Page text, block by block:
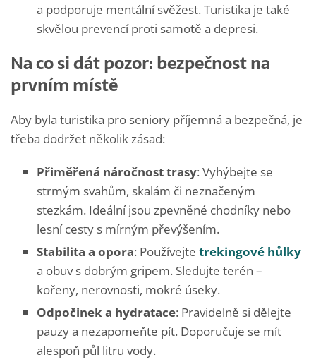
a podporuje mentální svěžest. Turistika je také
skvělou prevencí proti samotě a depresi.
Na co si dát pozor: bezpečnost na
prvním místě
Aby byla turistika pro seniory příjemná a bezpečná, je
třeba dodržet několik zásad:
Přiměřená náročnost trasy: Vyhýbejte se
strmým svahům, skalám či neznačeným
stezkám. Ideální jsou zpevněné chodníky nebo
lesní cesty s mírným převýšením.
Stabilita a opora: Používejte trekingové hůlky
a obuv s dobrým gripem. Sledujte terén –
kořeny, nerovnosti, mokré úseky.
Odpočinek a hydratace: Pravidelně si dělejte
pauzy a nezapomeňte pít. Doporučuje se mít
alespoň půl litru vody.